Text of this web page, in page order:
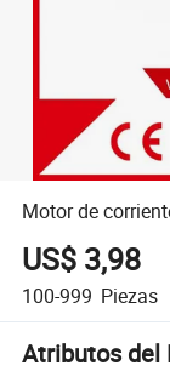
Motor de
US$ 3,98
100-999 Piezas
Atributos del